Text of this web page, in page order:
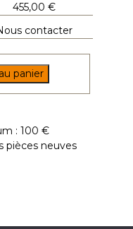
455,00 €
contacter
panier
: 100 €
pièces neuves